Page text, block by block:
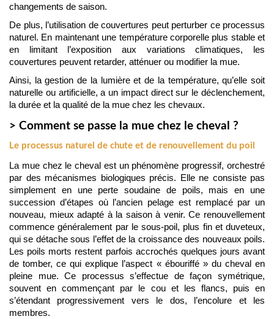
changements de saison.
De plus, l’utilisation de couvertures peut perturber ce processus
naturel. En maintenant une température corporelle plus stable et
en limitant l’exposition aux variations climatiques, les
couvertures peuvent retarder, atténuer ou modifier la mue.
Ainsi, la gestion de la lumière et de la température, qu’elle soit
naturelle ou artificielle, a un impact direct sur le déclenchement,
la durée et la qualité de la mue chez les chevaux.
> Comment se passe la mue chez le cheval ?
Le processus naturel de chute et de renouvellement du poil
La mue chez le cheval est un phénomène progressif, orchestré
par des mécanismes biologiques précis. Elle ne consiste pas
simplement en une perte soudaine de poils, mais en une
succession d’étapes où l’ancien pelage est remplacé par un
nouveau, mieux adapté à la saison à venir. Ce renouvellement
commence généralement par le sous-poil, plus fin et duveteux,
qui se détache sous l’effet de la croissance des nouveaux poils.
Les poils morts restent parfois accrochés quelques jours avant
de tomber, ce qui explique l’aspect « ébouriffé » du cheval en
pleine mue. Ce processus s’effectue de façon symétrique,
souvent en commençant par le cou et les flancs, puis en
s’étendant progressivement vers le dos, l’encolure et les
membres.